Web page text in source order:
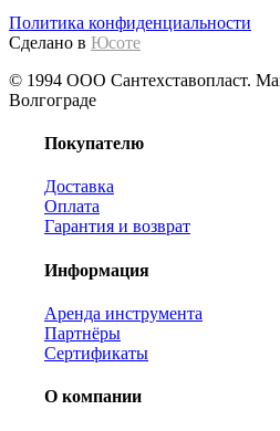
Политика конфиденциальности
Сделано в Юсоте
© 1994 ООО Сантехставопласт.
Волгограде
Покупателю
Доставка
Оплата
Гарантия и возврат
Информация
Аренда инструмента
Партнёры
Сертификаты
О компании